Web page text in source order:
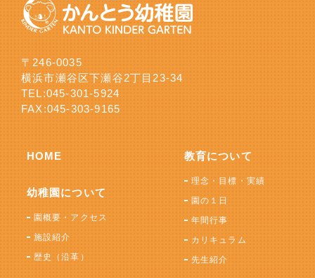
〒246-0035
横浜市瀬谷区下瀬谷2丁目23-34
TEL:045-301-5924
FAX:045-303-9165
HOME
幼稚園について
園概要・アクセス
施設紹介
歴史（沿革）
教育について
理念・目標・実績
園の１日
年間行事
カリキュラム
先生紹介